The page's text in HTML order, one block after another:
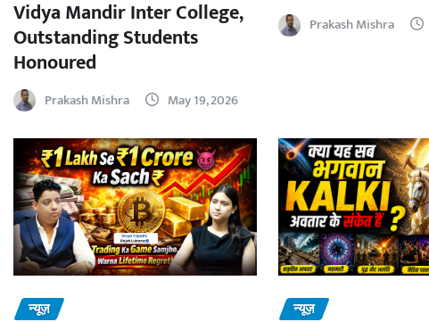
Vidya Mandir Inter College,
Outstanding Students
Honoured
Prakash Mishra May 19, 2026
Prakash Mishra
न्यूज़ न्यूज़